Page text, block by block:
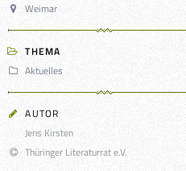
Weimar
THEMA
Aktuelles
AUTOR
Jens Kirsten
Thüringer Literaturrat e.V.